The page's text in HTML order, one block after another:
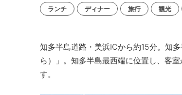
ランチ ディナー 旅行 観光
知多半島道路・美浜ICから約15分。知
ら）」。知多半島最西端に位置し、客
す。